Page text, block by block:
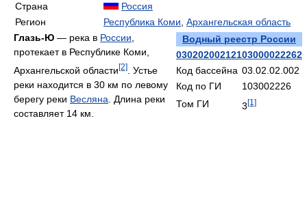
Страна
Россия
Регион
Республика Коми Архангельская область
Водный реестр России
03020200212103000022262
Код бассейна 03.02.02.002
Код по ГИ
103002226
Том ГИ
3[1]
Глазь-Ю — река в России
протекает в Республике Коми,
Архангельской области[2]
. Устье
реки находится в 30 км по левому
берегу реки Весляна . Длина реки
составляет 14 км.